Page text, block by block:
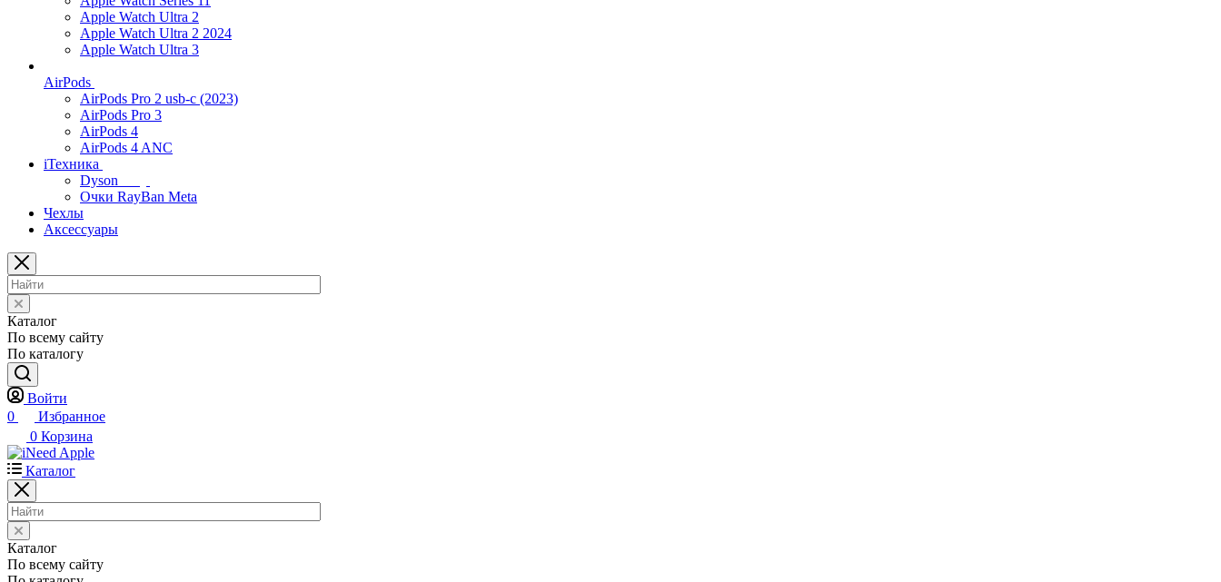
Apple Watch Ultra 2
Apple Watch Ultra 2 2024
Apple Watch Ultra 3
AirPods
AirPods Pro 2 usb-c (2023)
AirPods Pro 3
AirPods 4
AirPods 4 ANC
iТехника
Dyson
Очки RayBan Meta
Чехлы
Аксессуары
Каталог
По всему сайту
По каталогу
Войти
0
Избранное
0 Корзина
Каталог
Каталог
По всему сайту